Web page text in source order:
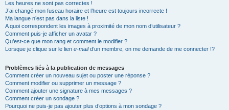
Les heures ne sont pas correctes !
J’ai changé mon fuseau horaire et l’heure est toujours incorrecte !
Ma langue n’est pas dans la liste !
A quoi correspondent les images à proximité de mon nom d’utilisateur ?
Comment puis-je afficher un avatar ?
Qu’est-ce que mon rang et comment le modifier ?
Lorsque je clique sur le lien e-maild’un membre, on me demande de me connecter !?
Problèmes liés à la publication de messages
Comment créer un nouveau sujet ou poster une réponse ?
Comment modifier ou supprimer un message ?
Comment ajouter une signature à mes messages ?
Comment créer un sondage ?
Pourquoi ne puis-je pas ajouter plus d’options à mon sondage ?